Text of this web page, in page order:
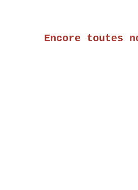
Encore toutes